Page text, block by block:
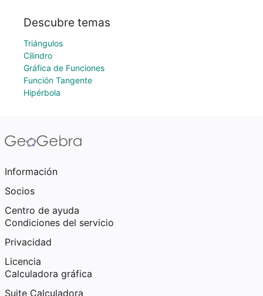
Descubre temas
Triángulos
Cilindro
Gráfica de Funciones
Función Tangente
Hipérbola
Información
Socios
Centro de ayuda
Condiciones del servicio
Privacidad
Licencia
Calculadora gráfica
Suite Calculadora